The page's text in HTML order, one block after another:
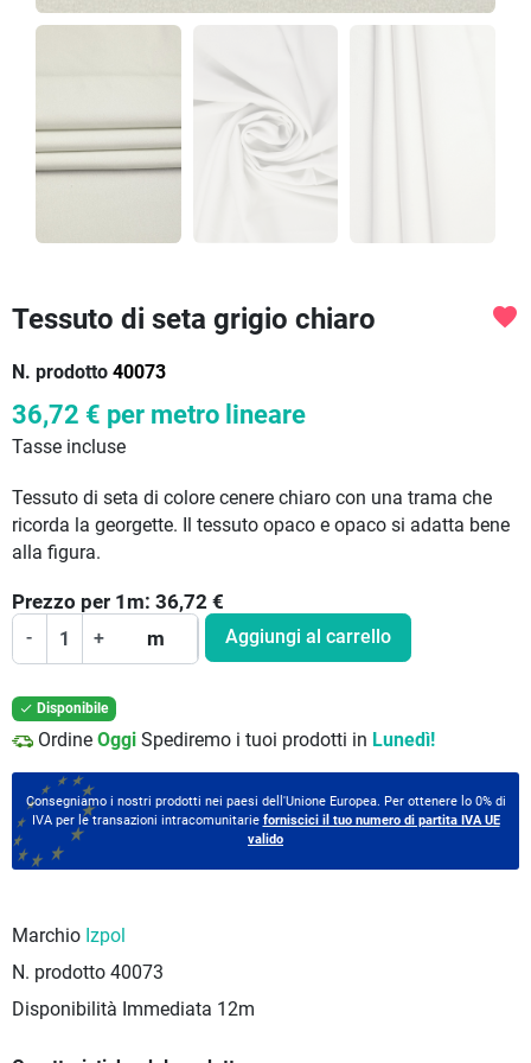
Tessuto di seta grigio chiaro
N. prodotto 40073
favorite
36,72 € per metro lineare
Tasse incluse
Tessuto di seta di colore cenere chiaro con una trama che
ricorda la georgette. Il tessuto opaco e opaco si adatta bene
alla figura.
Prezzo per 1 m: 36,72 €
- + m Aggiungi al carrello
 Disponibile
Ordine Oggi Spediremo i tuoi prodotti in Lunedì!
Consegniamo i nostri prodotti nei paesi dell'Unione Europea. Per ottenere lo 0% di
IVA per le transazioni intracomunitarie forniscici il tuo numero di partita IVA UE
valido
Marchio Izpol
N. prodotto 40073
Disponibilità Immediata 12m